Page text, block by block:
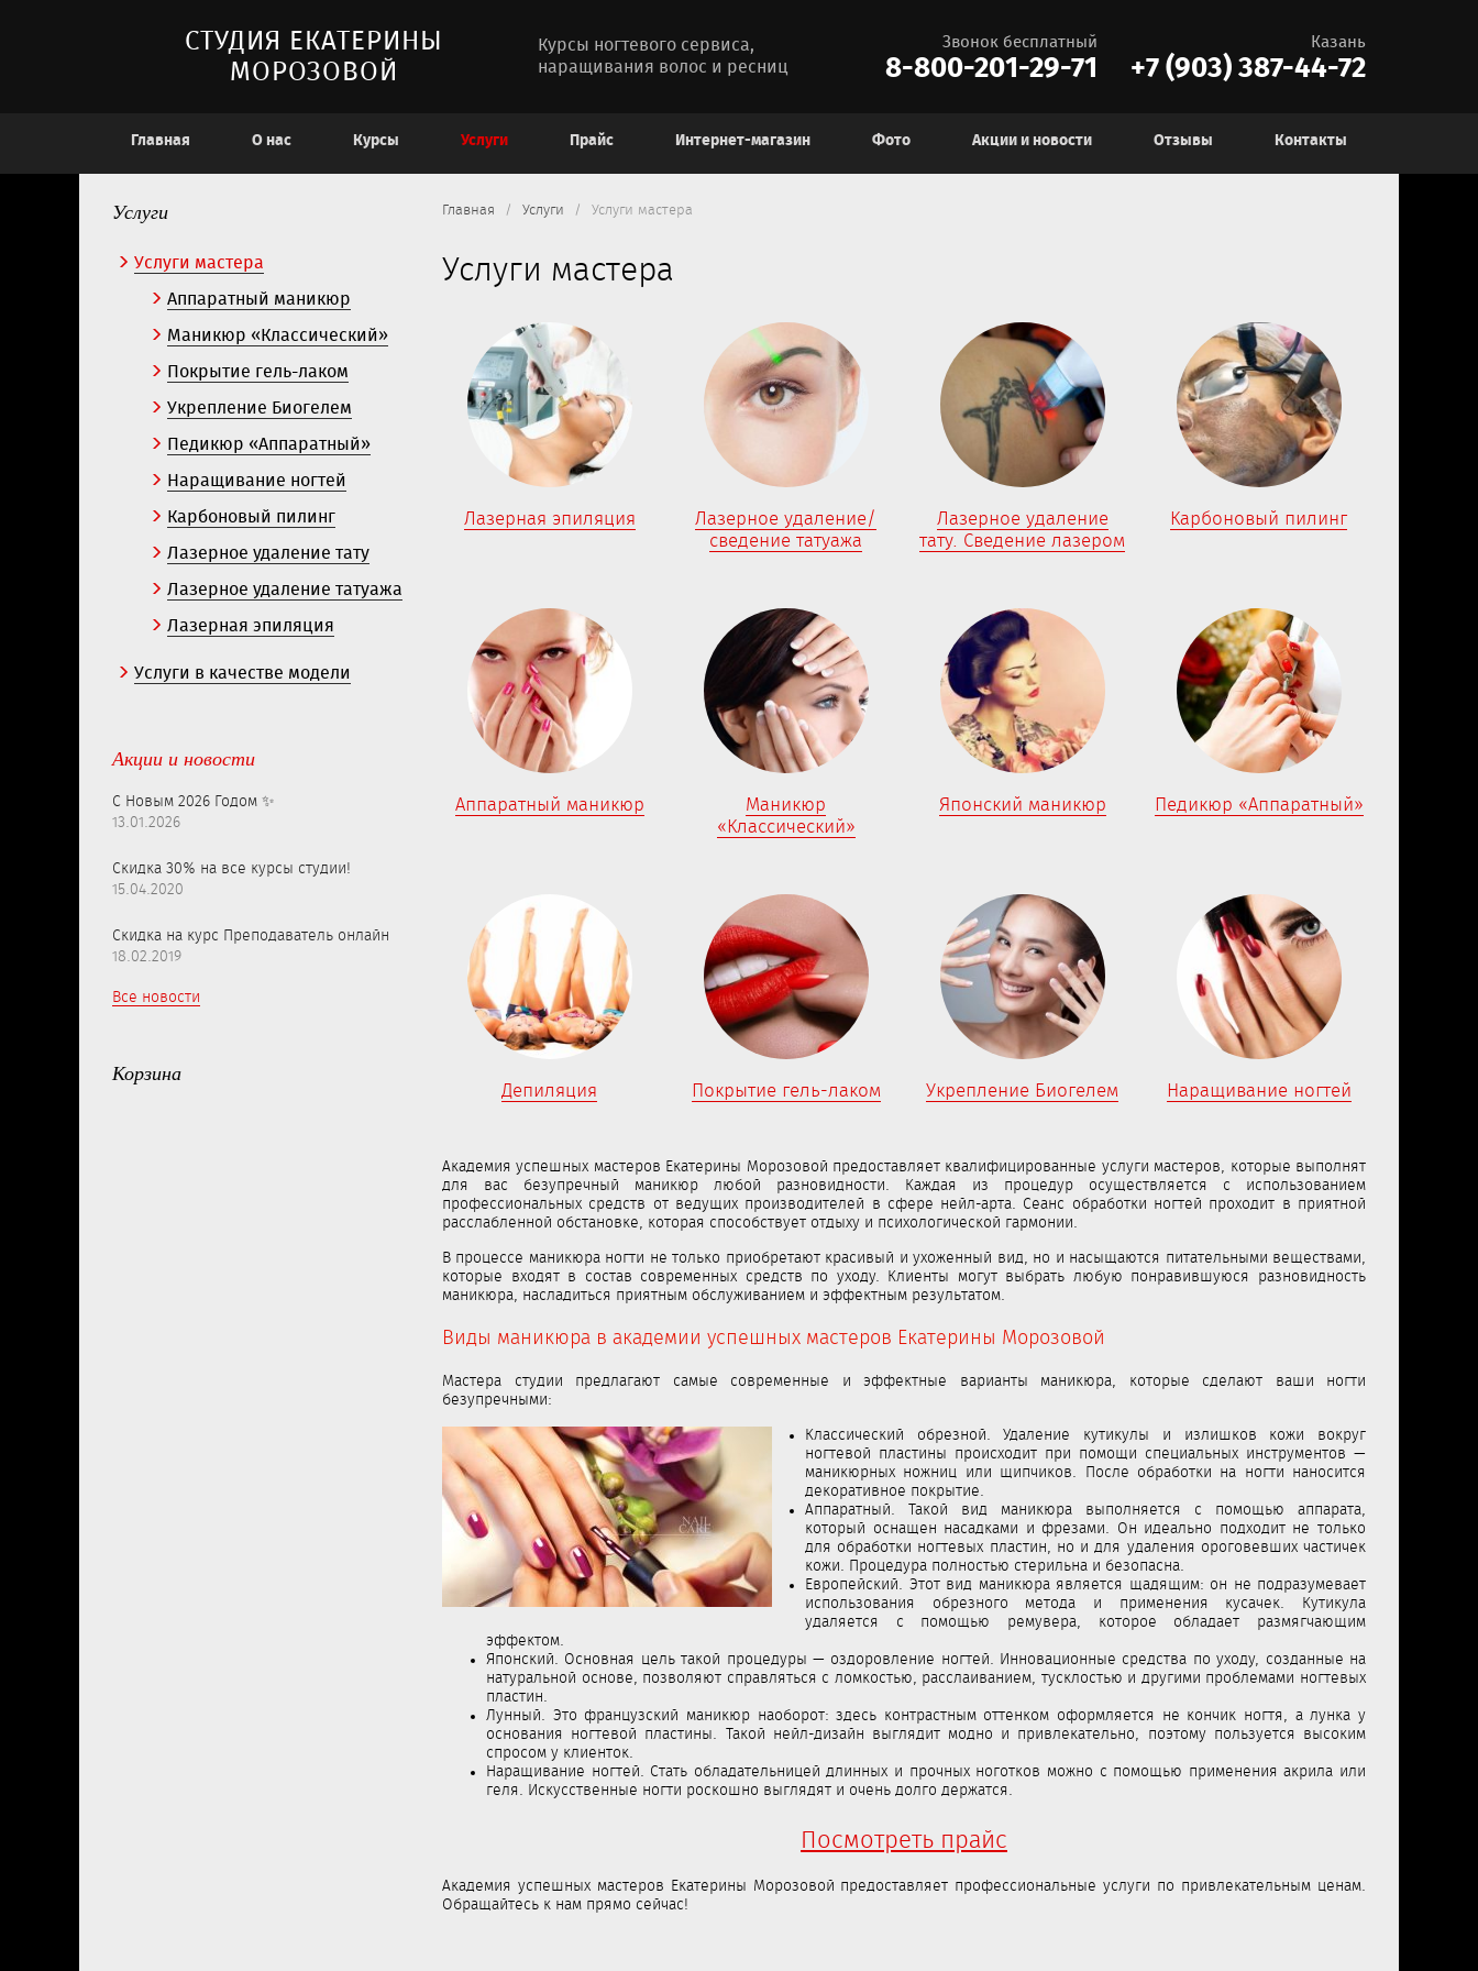
СТУДИЯ ЕКАТЕРИНЫ
МОРОЗОВОЙ
Курсы ногтевого сервиса,
наращивания волос и ресниц
Казань
+7 (903) 387-44-72
Звонок бесплатный
8-800-201-29-71
Главная О нас Курсы Услуги Прайс Интернет-магазин Фото Акции и новости Отзывы Контакты
Главная Услуги Услуги мастера
Услуги мастера
Лазерная эпиляция
Лазерное удаление/
сведение татуажа
Лазерное удаление
тату. Сведение лазером
Карбоновый пилинг
Аппаратный маникюр
Маникюр
«Классический»
Японский маникюр Педикюр «Аппаратный»
Депиляция Покрытие гель-лаком Укрепление Биогелем Наращивание ногтей
Академия успешных мастеров Екатерины Морозовой предоставляет квалифицированные услуги мастеров, которые выполнят
для вас безупречный маникюр любой разновидности. Каждая из процедур осуществляется с использованием
профессиональных средств от ведущих производителей в сфере нейл-арта. Сеанс обработки ногтей проходит в приятной
расслабленной обстановке, которая способствует отдыху и психологической гармонии.
В процессе маникюра ногти не только приобретают красивый и ухоженный вид, но и насыщаются питательными веществами,
которые входят в состав современных средств по уходу. Клиенты могут выбрать любую понравившуюся разновидность
маникюра, насладиться приятным обслуживанием и эффектным результатом.
Виды маникюра в академии успешных мастеров Екатерины Морозовой
Мастера студии предлагают самые современные и эффектные варианты маникюра, которые сделают ваши ногти
безупречными:
Классический обрезной. Удаление кутикулы и излишков кожи вокруг
ногтевой пластины происходит при помощи специальных инструментов —
маникюрных ножниц или щипчиков. После обработки на ногти наносится
декоративное покрытие.
Аппаратный. Такой вид маникюра выполняется с помощью аппарата,
который оснащен насадками и фрезами. Он идеально подходит не только
для обработки ногтевых пластин, но и для удаления ороговевших частичек
кожи. Процедура полностью стерильна и безопасна.
Европейский. Этот вид маникюра является щадящим: он не подразумевает
использования обрезного метода и применения кусачек. Кутикула
удаляется с помощью ремувера, которое обладает размягчающим
эффектом.
Японский. Основная цель такой процедуры — оздоровление ногтей. Инновационные средства по уходу, созданные на
натуральной основе, позволяют справляться с ломкостью, расслаиванием, тусклостью и другими проблемами ногтевых
пластин.
Лунный. Это французский маникюр наоборот: здесь контрастным оттенком оформляется не кончик ногтя, а лунка у
основания ногтевой пластины. Такой нейл-дизайн выглядит модно и привлекательно, поэтому пользуется высоким
спросом у клиенток.
Наращивание ногтей. Стать обладательницей длинных и прочных ноготков можно с помощью применения акрила или
геля. Искусственные ногти роскошно выглядят и очень долго держатся.
Посмотреть прайс
Академия успешных мастеров Екатерины Морозовой предоставляет профессиональные услуги по привлекательным ценам.
Обращайтесь к нам прямо сейчас!
Услуги
Услуги мастера
Аппаратный маникюр
Маникюр «Классический»
Покрытие гель-лаком
Укрепление Биогелем
Педикюр «Аппаратный»
Наращивание ногтей
Карбоновый пилинг
Лазерное удаление тату
Лазерное удаление татуажа
Лазерная эпиляция
Услуги в качестве модели
Акции и новости
С Новым 2026 Годом ✨
13.01.2026
Скидка 30% на все курсы студии!
15.04.2020
Скидка на курс Преподаватель онлайн
18.02.2019
Все новости
Корзина